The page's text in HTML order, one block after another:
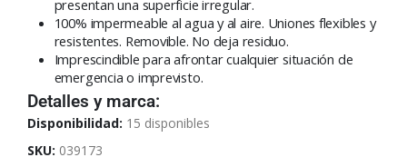
presentan una superficie irregular.
100% impermeable al agua y al aire. Uniones flexibles y
resistentes. Removible. No deja residuo.
Imprescindible para afrontar cualquier situación de
emergencia o imprevisto.
Detalles y marca:
Disponibilidad: 15 disponibles
SKU: 039173